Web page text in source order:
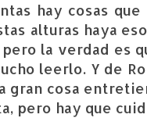
hay cosas
alturas haya
pero la verdad es
leerlo. Y de
gran cosa
pero hay que